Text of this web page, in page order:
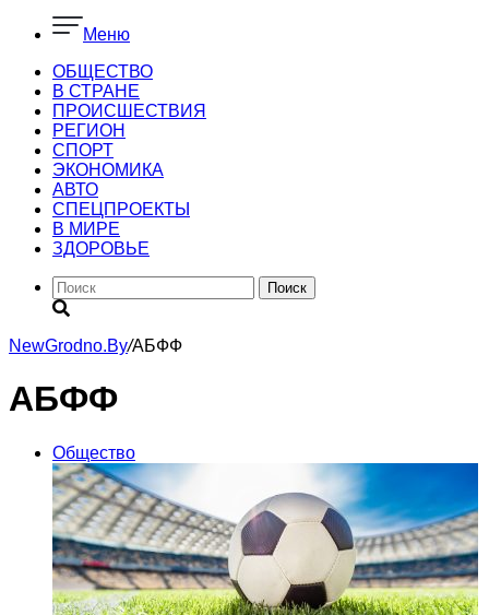
Меню
ОБЩЕСТВО
В СТРАНЕ
ПРОИСШЕСТВИЯ
РЕГИОН
CПОРТ
ЭКОНОМИКА
АВТО
СПЕЦПРОЕКТЫ
В МИРЕ
ЗДОРОВЬЕ
Поиск
NewGrodno.By/АБФФ
АБФФ
Общество